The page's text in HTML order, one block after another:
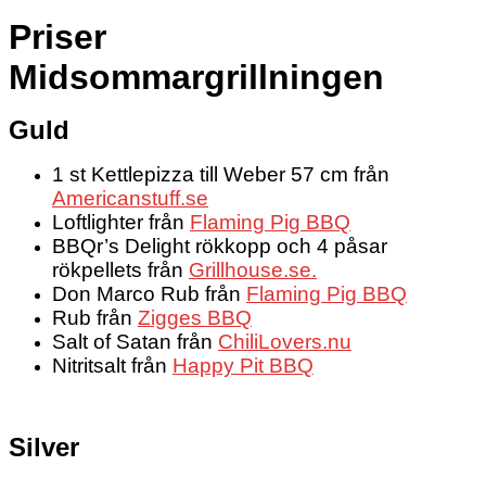
Priser
Midsommargrillningen
Guld
1 st Kettlepizza till Weber 57 cm från
Americanstuff.se
Loftlighter från Flaming Pig BBQ
BBQr’s Delight rökkopp och 4 påsar
rökpellets från Grillhouse.se.
Don Marco Rub från Flaming Pig BBQ
Rub från Zigges BBQ
Salt of Satan från ChiliLovers.nu
Nitritsalt från Happy Pit BBQ
Silver